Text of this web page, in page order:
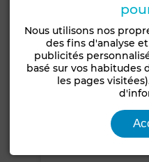
Cuisine équipée Four
Voir plus de photos
Nous utilisons nos
des fins d'analyse
publicités
basé sur vos habitudes
les pages